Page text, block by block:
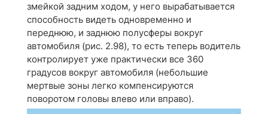
змейкой задним ходом, у него вырабатывается
способность видеть одновременно и
переднюю, и заднюю полусферы вокруг
автомобиля (рис. 2.98), то есть теперь водитель
контролирует уже практически все 360
градусов вокруг автомобиля (небольшие
мертвые зоны легко компенсируются
поворотом головы влево или вправо).